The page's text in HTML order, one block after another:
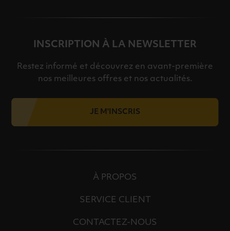
INSCRIPTION À LA NEWSLETTER
Restez informé et découvrez en avant-première
nos meilleures offres et nos actualités.
JE M'INSCRIS
À PROPOS
SERVICE CLIENT
CONTACTEZ-NOUS